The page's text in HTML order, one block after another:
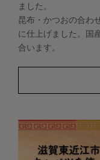
ました。
昆布・かつおの合わ
に仕上げました。国
合います。